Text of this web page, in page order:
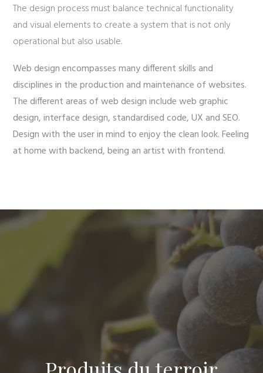
The design process must balance technical functionality
and visual elements to create a system that is not only
operational but also usable.
Web design encompasses many different skills and
disciplines in the production and maintenance of websites.
The different areas of web design include web graphic
design, interface design, standardised code, UX and SEO.
Design with the user in mind to enjoy the clean look. Feeling
at home with backend, being an artist with frontend.